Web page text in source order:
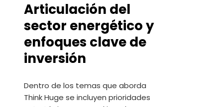
Articulación del
sector energético y
enfoques clave de
inversión
Dentro de los temas que aborda
Think Huge se incluyen prioridades